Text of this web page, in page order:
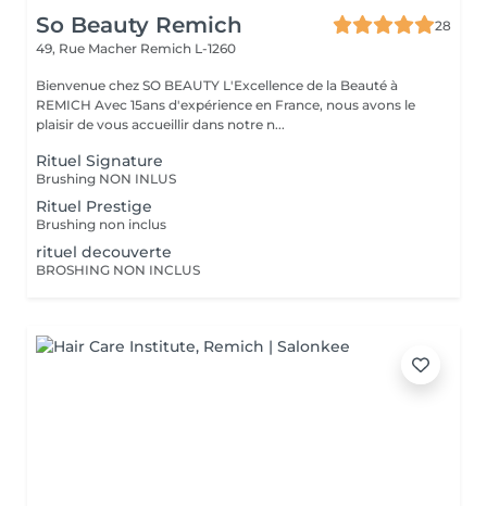
So Beauty Remich
28
49, Rue Macher Remich L-1260
Bienvenue chez SO BEAUTY L'Excellence de la Beauté à
REMICH Avec 15ans d'expérience en France, nous avons le
plaisir de vous accueillir dans notre n...
Rituel Signature
Brushing NON INLUS
Rituel Prestige
Brushing non inclus
rituel decouverte
BROSHING NON INCLUS